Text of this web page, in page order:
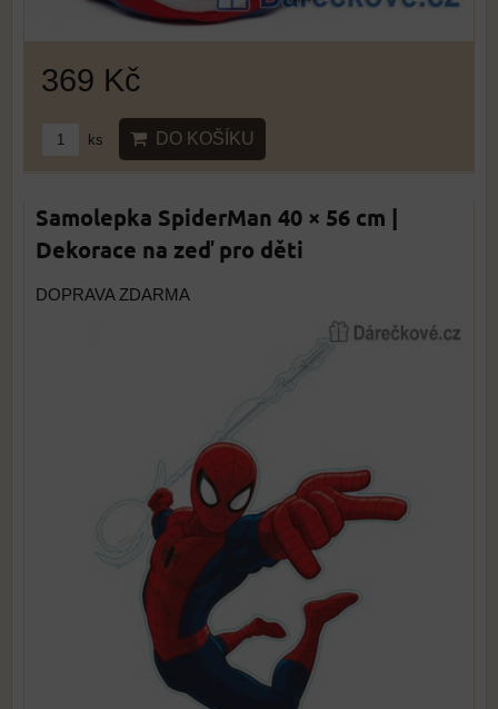
369 Kč
ks DO KOŠÍKU
Samolepka SpiderMan 40 × 56 cm |
Dekorace na zeď pro děti
DOPRAVA ZDARMA